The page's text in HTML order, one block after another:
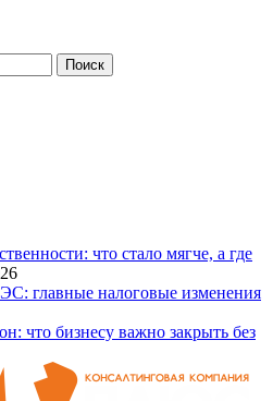
что стало мягче, а где
главные налоговые изменения
что бизнесу важно закрыть без